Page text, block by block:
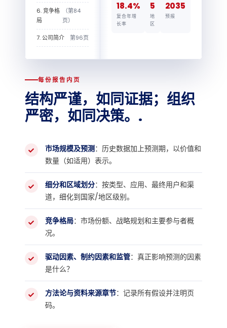
6. 竞争格
局
（第84
页）
7. 公司简介 第96页
18.4%
复合年增
长率
5
地
区
2035
预报
每份报告内页
结构严谨，如同证据；组织
严密，如同决策。.
市场规模及预测 ：历史数据加上预测期，以价值和
数量（如适用）表示。
细分和区域划分：按类型、应用、最终用户和渠
道，细化到国家/地区级别。
竞争格局：市场份额、战略规划和主要参与者概
况。
驱动因素、制约因素和监管：真正影响预测的因素
是什么？
方法论与资料来源章节：记录所有假设并注明页
码。